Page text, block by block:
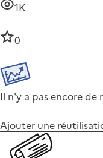
1K
0
Il n'y a pas encore de
Ajouter une